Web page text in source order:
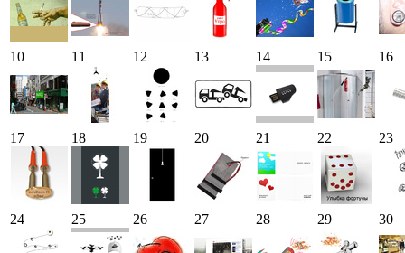
10 11 12 13 14 15 16
17 18 19 20 21 22 23
24 25 26 27 28 29 30